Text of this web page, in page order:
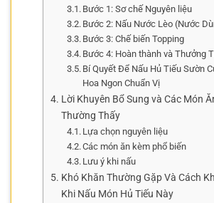
Bước 1: Sơ chế Nguyên liệu
Bước 2: Nấu Nước Lèo (Nước
Bước 3: Chế biến Topping
Bước 4: Hoàn thành và Thưởng
Bí Quyết Để Nấu Hủ Tiếu Sườn
Hoa Ngon Chuẩn Vị
Lời Khuyên Bổ Sung và Các Món
Thường Thấy
Lựa chọn nguyên liệu
Các món ăn kèm phổ biến
Lưu ý khi nấu
Khó Khăn Thường Gặp Và Cách
Khi Nấu Món Hủ Tiếu Này